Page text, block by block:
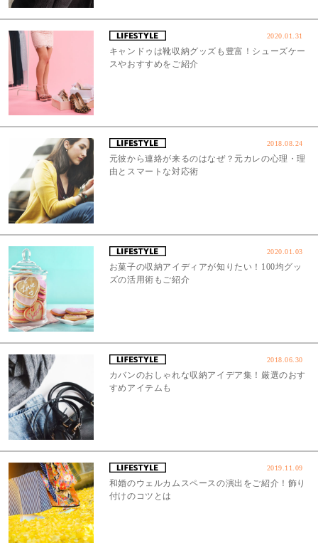
2020.01.31
キャンドゥは靴収納グッズも豊富！シューズケー
スやおすすめをご紹介
2018.08.24
元彼から連絡が来るのはなぜ？元カレの心理・理
由とスマートな対応術
2020.01.03
お菓子の収納アイディアが知りたい！100均グッ
ズの活用術もご紹介
2018.06.30
カバンのおしゃれな収納アイデア集！厳選のおす
すめアイテムも
2019.11.09
和婚のウェルカムスペースの演出をご紹介！飾り
付けのコツとは